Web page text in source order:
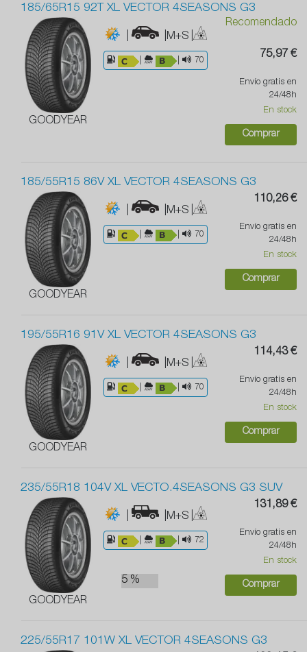
185/65R15 92T XL VECTOR 4SEASONS G3
GOODYEAR
| |M+S |
70
Recomendado
75,97 €
Envío gratis en
24/48h
En stock
Comprar
185/55R15 86V XL VECTOR 4SEASONS G3
GOODYEAR
| |M+S |
70
110,26 €
Envío gratis en
24/48h
En stock
Comprar
195/55R16 91V XL VECTOR 4SEASONS G3
GOODYEAR
| |M+S |
70
114,43 €
Envío gratis en
24/48h
En stock
Comprar
235/55R18 104V XL VECTO.4SEASONS G3 SUV
GOODYEAR
| |M+S |
72
5 %
131,89 €
Envío gratis en
24/48h
En stock
Comprar
225/55R17 101W XL VECTOR 4SEASONS G3